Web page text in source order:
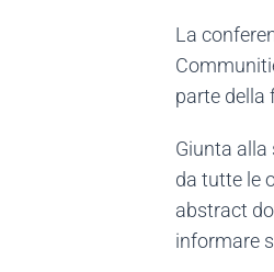
La
parte della
Giunta alla
da tutte le
abstract
informare